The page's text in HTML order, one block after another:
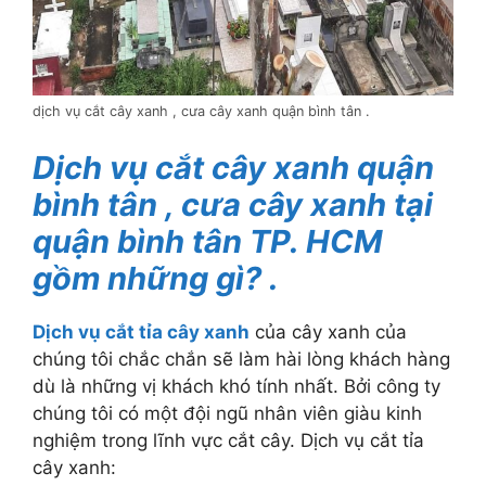
dịch vụ cắt cây xanh , cưa cây xanh quận bình tân .
Dịch vụ cắt cây xanh quận
bình tân , cưa cây xanh tại
quận bình tân TP. HCM
gồm những gì? .
Dịch vụ cắt tỉa cây xanh của cây xanh của
chúng tôi chắc chắn sẽ làm hài lòng khách hàng
dù là những vị khách khó tính nhất. Bởi công ty
chúng tôi có một đội ngũ nhân viên giàu kinh
nghiệm trong lĩnh vực cắt cây. Dịch vụ cắt tỉa
cây xanh: